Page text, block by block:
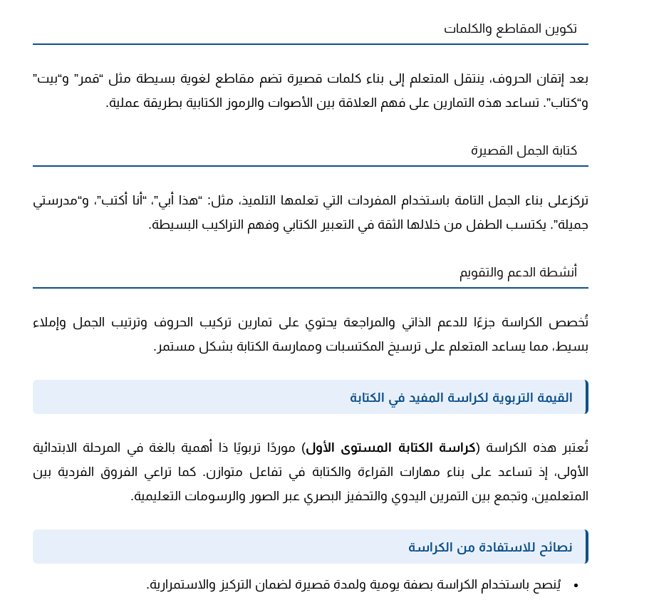
تكوين المقاطع والكلمات
بعد إتقان الحروف، ينتقل المتعلم إلى بناء كلمات قصيرة تضم مقاطع لغوية بسيطة مثل “قمر” و“بيت”
و“كتاب”. تساعد هذه التمارين على فهم العلاقة بين الأصوات والرموز الكتابية بطريقة عملية.
كتابة الجمل القصيرة
تركزعلى بناء الجمل التامة باستخدام المفردات التي تعلمها التلميذ، مثل: “هذا أبي”، “أنا أكتب”، و“مدرستي
جميلة”. يكتسب الطفل من خلالها الثقة في التعبير الكتابي وفهم التراكيب البسيطة.
أنشطة الدعم والتقويم
تُخصص الكراسة جزءًا للدعم الذاتي والمراجعة يحتوي على تمارين تركيب الحروف وترتيب الجمل وإملاء
بسيط، مما يساعد المتعلم على ترسيخ المكتسبات وممارسة الكتابة بشكل مستمر.
القيمة التربوية لكراسة المفيد في الكتابة
تُعتبر هذه الكراسة (كراسة الكتابة المستوى الأول) موردًا تربويًا ذا أهمية بالغة في المرحلة الابتدائية
الأولى، إذ تساعد على بناء مهارات القراءة والكتابة في تفاعل متوازن. كما تراعي الفروق الفردية بين
المتعلمين، وتجمع بين التمرين اليدوي والتحفيز البصري عبر الصور والرسومات التعليمية.
نصائح للاستفادة من الكراسة
يُنصح باستخدام الكراسة بصفة يومية ولمدة قصيرة لضمان التركيز والاستمرارية.